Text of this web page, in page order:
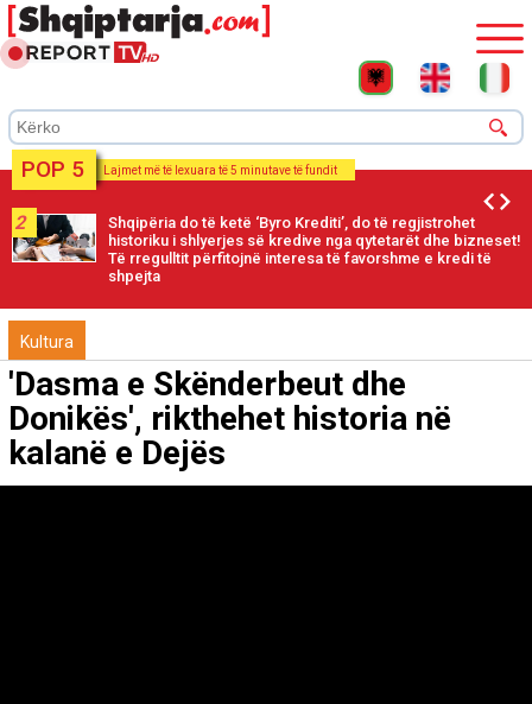
POP 5 Lajmet më të lexuara të 5 minutave të fundit
2
Shqipëria do të ketë ‘Byro Krediti’, do të regjistrohet
historiku i shlyerjes së kredive nga qytetarët dhe bizneset!
Të rregulltit përfitojnë interesa të favorshme e kredi të
shpejta
Kultura
'Dasma e Skënderbeut dhe
Donikës', rikthehet historia në
kalanë e Dejës